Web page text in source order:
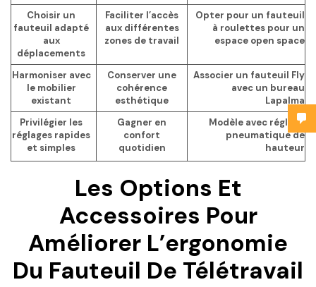
Choisir un
fauteuil adapté
aux
déplacements
Faciliter l’accès
aux différentes
zones de travail
Opter pour un fauteuil
à roulettes pour un
espace open space
Harmoniser avec
le mobilier
existant
Conserver une
cohérence
esthétique
Associer un fauteuil Fly
avec un bureau
Lapalma
Privilégier les
réglages rapides
et simples
Gagner en
confort
quotidien
Modèle avec réglage
pneumatique de
hauteur
Les Options Et
Accessoires Pour
Améliorer L’ergonomie
Du Fauteuil De Télétravail